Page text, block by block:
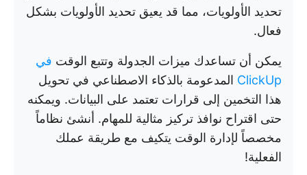
تحديد الأولويات، مما قد يعيق تحديد الأولويات بشكل
فعال.
يمكن أن تساعدك ميزات الجدولة وتتبع الوقت في
ClickUp المدعومة بالذكاء الاصطناعي في تحويل
هذا التخمين إلى قرارات تعتمد على البيانات. ويمكنه
حتى اقتراح نوافذ تركيز مثالية للمهام. أنشئ نظاماً
مخصصاً لإدارة الوقت يتكيف مع طريقة عملك
الفعلية!